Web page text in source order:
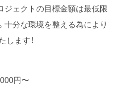
ジェクトの目標金額は最低限
十分な環境を整える為により
します！
円〜